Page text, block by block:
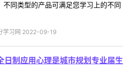
不同类型的产品可满足您学习上的不同
学习网 2022-09-19
日制应用心理是城市规划专业届生